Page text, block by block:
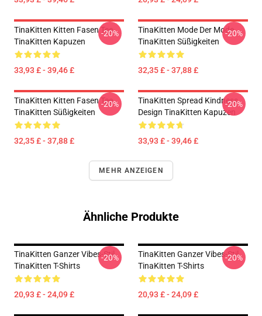
TinaKitten Kitten Fasen Tee
TinaKitten Kapuzen
33,93 £ - 39,46 £
-20%
TinaKitten Mode Der Mode
TinaKitten Süßigkeiten
32,35 £ - 37,88 £
-20%
TinaKitten Kitten Fasen Tee
TinaKitten Süßigkeiten
32,35 £ - 37,88 £
-20%
TinaKitten Spread Kindness
Design TinaKitten Kapuzen
33,93 £ - 39,46 £
-20%
MEHR ANZEIGEN
Ähnliche Produkte
TinaKitten Ganzer Vibes-Stil
TinaKitten T-Shirts
20,93 £ - 24,09 £
-20%
TinaKitten Ganzer Vibes-Stil
TinaKitten T-Shirts
20,93 £ - 24,09 £
-20%